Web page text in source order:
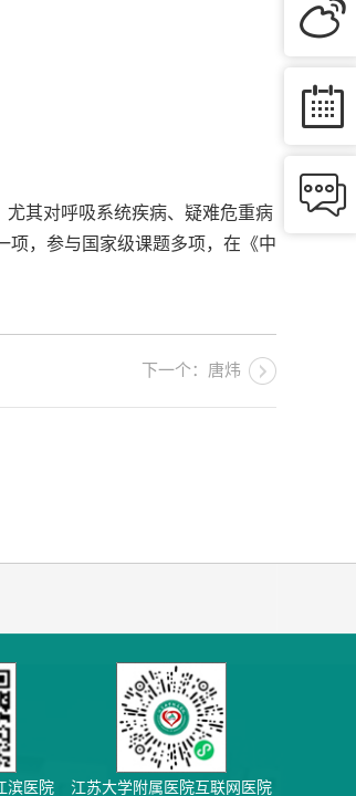
其对呼吸系统疾病、疑难危重病
项，参与国家级课题多项，在《中
下一个：唐炜
滨医院 江苏大学附属医院互联网医院


